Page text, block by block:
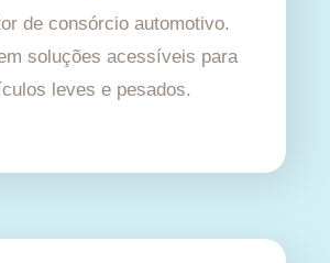
de consórcio automotivo.
soluções acessíveis para
leves e pesados.